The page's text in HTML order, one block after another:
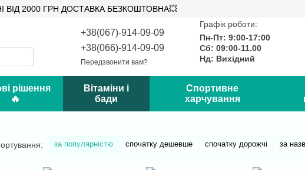
ВІД 2000 ГРН ДОСТАВКА БЕЗКОШТОВНА💥
+38(067)-914-09-09
+38(066)-914-09-09
Передзвонити вам?
Графік роботи:
Пн-Пт: 9:00-17:00
Сб: 09:00-11.00
Нд: Вихідний
рішення
🔥
Вітаміни і
бади
Спортивне
харчування
за популярністю спочатку дешевше спочатку дорожчі за